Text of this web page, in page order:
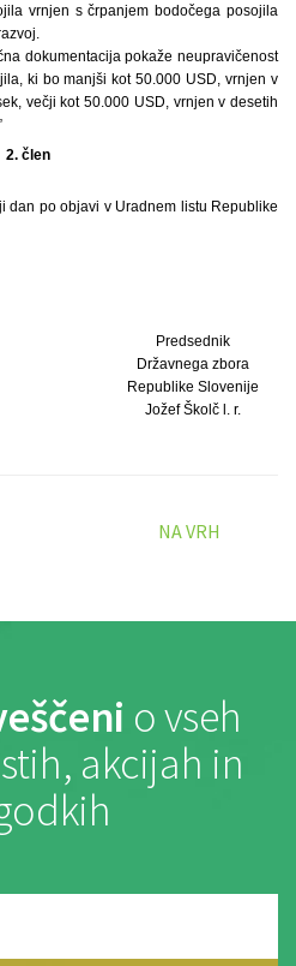
vrnjen s črpanjem bodočega posojila
dokumentacija pokaže neupravičenost
ki bo manjši kot 50.000 USD, vrnjen v
večji kot 50.000 USD, vrnjen v desetih
2. člen
dan po objavi v Uradnem listu Republike
Predsednik
Državnega zbora
Republike Slovenije
Jožef Školč l. r.
NA VRH
o vseh
akcijah in